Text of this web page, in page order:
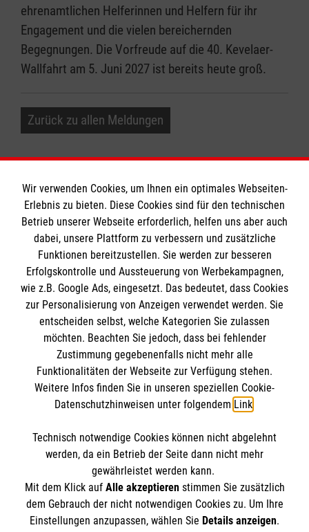
ehrenamtlichen Helferinnen und Helfern für ihr
Engagement und die vielen bereichernden
Begegnungen. Die Vorfreude auf die 40. Kevelaer-
Wallfahrt am 5. Juni 2027 ist bereits heute groß.
Zurück zu allen Meldungen
Informationen
Impressum
Datenschutz
Barrierefreiheit
Kontakt
Ansprechpersonen
Die Malteser
Malteser in Deutschland
Malteserorden
Sharepoint
Spendenkonto
Bank: Pax-Bank für Kirche und Caritas eG
IBAN: DE18 3706 0120 1201 2102 47
BIC: GENODED1PA7
So finden Sie uns
Stolberger Straße 319
50933 Köln
Der Malteser Hilfsdienst e.V. ist als eingetragene
Wir verwenden Cookies, um Ihnen ein optimales Webseiten-
Erlebnis zu bieten. Diese Cookies sind für den technischen
Betrieb unserer Webseite erforderlich, helfen uns aber auch
dabei, unsere Plattform zu verbessern und zusätzliche
Funktionen bereitzustellen. Sie werden zur besseren
Erfolgskontrolle und Aussteuerung von Werbekampagnen,
wie z.B. Google Ads, eingesetzt. Das bedeutet, dass Cookies
zur Personalisierung von Anzeigen verwendet werden. Sie
entscheiden selbst, welche Kategorien Sie zulassen
möchten. Beachten Sie jedoch, dass bei fehlender
Zustimmung gegebenenfalls nicht mehr alle
Funktionalitäten der Webseite zur Verfügung stehen.
Weitere Infos finden Sie in unseren speziellen Cookie-
Datenschutzhinweisen unter folgendem Link.
Technisch notwendige Cookies können nicht abgelehnt
werden, da ein Betrieb der Seite dann nicht mehr
gewährleistet werden kann.
Mit dem Klick auf Alle akzeptierenstimmen Sie zusätzlich
dem Gebrauch der nicht notwendigen Cookies zu. Um Ihre
Einstellungen anzupassen, wählen Sie Details anzeigen.